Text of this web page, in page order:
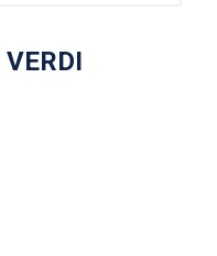
VERDI